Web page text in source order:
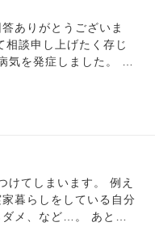
は政治
の通りだと思いますが
たことが本当に情けな
したが本当にその通り
ンのzoomとかあります
恋愛に限らず1人の出
と母の世話係になっ
う気持ちは消えるので
んで生まれてきて、今
だろうと思います。
ないんです。 オー
てるんだろうとばかり
ありがとうございま
を注意する立場の学校
で、寝てしまいます。
駄になった！と焦って
れるとゆっくり過ご
けてしまいます。 例え
暮らしをしている自分
メ、など…。 あと、
メ？と他人に聞いてし